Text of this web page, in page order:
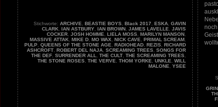
Stichworte: ARCHIVE BEASTIE BOYS Black 2017 ESKA GAVIN
CLARK IAN ASTBURY IAN BROWN JAMES LAVELLE
JAVIS
COCKER JOSH HOMME LIELA MOSS MARILYN MANSON
MASSIVE ATTAK MIKE D MO WAX NICK CAVE PRIMAL SCREAM
PULP QUEENS OF THE STONE AGE RADIOHEAD REZIS RICHARD
ASHCROFT ROBERT DEL NAJA SCREAMING TREES SONGS FOR
THE DEF SURRENDER ALL THE CULT THE SCREAMING TREES
THE STONE ROSES THE VERVE THOM YORKE UNKLE
WILL
MALONE
YSEE